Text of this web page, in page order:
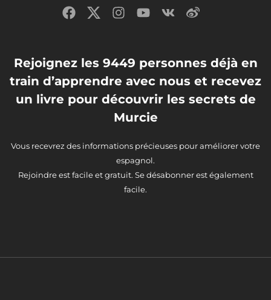
Rejoignez les 9449 personnes déjà en
train d’apprendre avec nous et recevez
un livre pour découvrir les secrets de
Murcie
Vous recevrez des informations précieuses pour améliorer votre
espagnol.
Rejoindre est facile et gratuit. Se désabonner est également
facile.